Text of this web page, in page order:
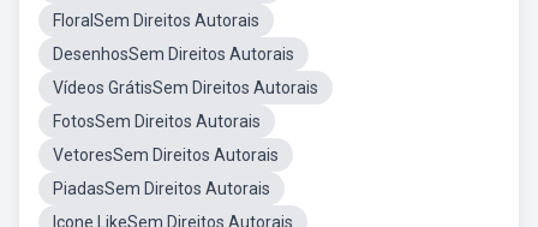
FloralSem Direitos Autorais
DesenhosSem Direitos Autorais
Vídeos GrátisSem Direitos Autorais
FotosSem Direitos Autorais
VetoresSem Direitos Autorais
PiadasSem Direitos Autorais
Icone LikeSem Direitos Autorais